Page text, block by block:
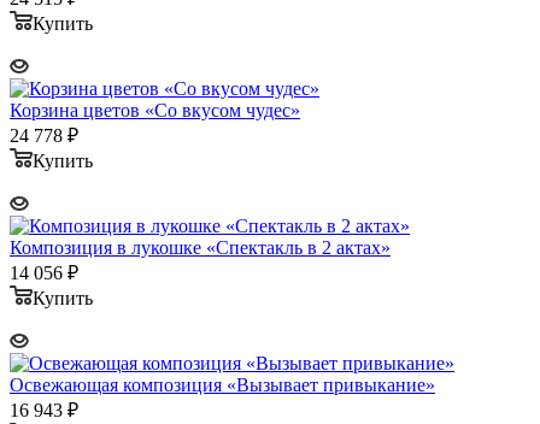
Купить
Корзина цветов «Со вкусом чудес»
24 778 ₽
Купить
Композиция в лукошке «Спектакль в 2 актах»
14 056 ₽
Купить
Освежающая композиция «Вызывает привыкание»
16 943 ₽